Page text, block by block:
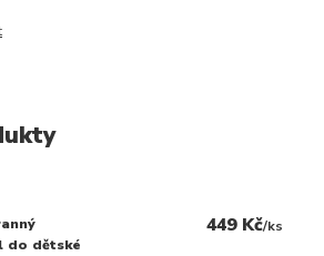
do dětské
449 Kč/ks